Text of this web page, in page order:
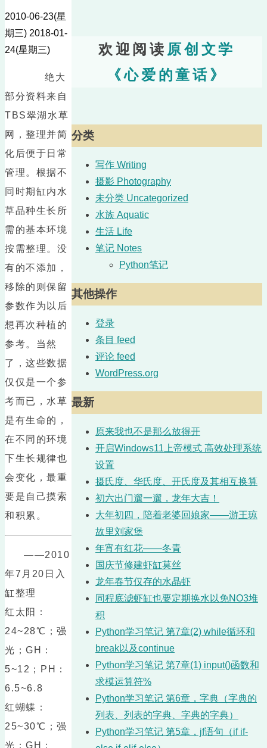
2010-06-23(星
期三) 2018-01-
24(星期三)
绝大
部分资料来自
TBS翠湖水草
网，整理并简
化后便于日常
管理。根据不
同时期缸内水
草品种生长所
需的基本环境
按需整理。没
有的不添加，
移除的则保留
参数作为以后
想再次种植的
参考。当然
了，这些数据
仅仅是一个参
考而已，水草
是有生命的，
在不同的环境
下生长规律也
会变化，最重
要是自己摸索
和积累。
——2010
年7月20日入
缸整理
红太阳：
24~28℃；强
光；GH：
5~12；PH：
6.5~6.8
红蝴蝶：
25~30℃；强
光；GH：
欢迎阅读 原创文学
《心爱的童话》
分类
写作 Writing
摄影 Photography
未分类 Uncategorized
水族 Aquatic
生活 Life
笔记 Notes
Python笔记
其他操作
登录
条目 feed
评论 feed
WordPress.org
最新
原来我也不是那么放得开
开启Windows11上帝模式 高效处理系统
设置
摄氏度、华氏度、开氏度及其相互换算
初六出门遛一遛，龙年大吉！
大年初四，陪着老婆回娘家——游王琼
故里刘家堡
年宵有红花——冬青
国庆节修建虾缸莫丝
龙年春节仅存的水晶虾
同程底滤虾缸也要定期换水以免NO3堆
积
Python学习笔记 第7章(2) while循环和
break以及continue
Python学习笔记 第7章(1) input()函数和
求模运算符%
Python学习笔记 第6章，字典（字典的
列表、列表的字典、字典的字典）
Python学习笔记 第5章，jf语句（if if-